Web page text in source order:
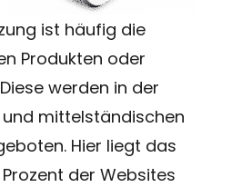
ist häufig die
Produkten oder
werden in der
und mittelständischen
Hier liegt das
der Websites